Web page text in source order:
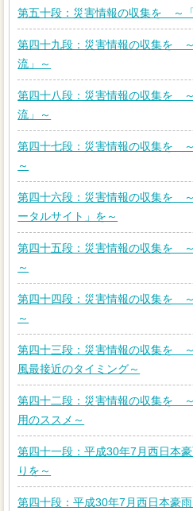
第五十段：災害情報の収集を ～
第四十九段：災害情報の収集を
流」～
第四十八段：災害情報の収集を
流」～
第四十七段：災害情報の収集を
～
第四十六段：災害情報の収集を
ータルサイト」を～
第四十五段：災害情報の収集を
～
第四十四段：災害情報の収集を
～
第四十三段：災害情報の収集を
風最接近のタイミング～
第四十二段：災害情報の収集を
用のススメ～
第四十一段：平成30年7月西日本
りを～
第四十段：平成30年7月西日本豪